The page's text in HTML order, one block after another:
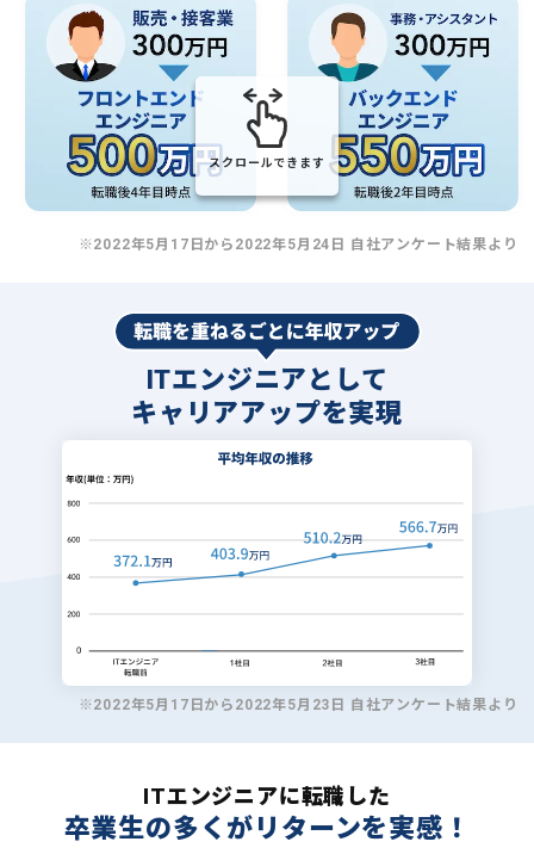
スクロールできます
※2022年5月17日から2022年5月24日 自社アンケート結果より
ITエンジニアとして
キャリアアップを実現
※2022年5月17日から2022年5月23日 自社アンケート結果より
ITエンジニアに転職した
卒業生の多くがリターンを実感！